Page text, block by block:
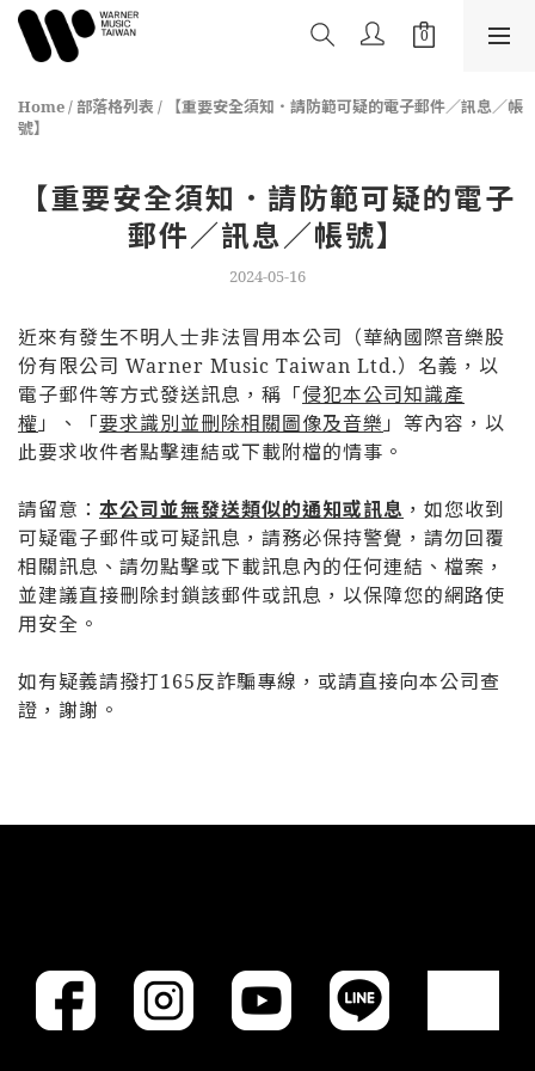
Home/ 部落格列表 /
【重要安全須知．請防範可疑的電子郵件／訊息／帳
號】
【重要安全須知．請防範可疑的電子
郵件／訊息／帳號】
2024-05-16
近來有發生不明人士非法冒用本公司（華納國際音樂股
份有限公司 Warner Music Taiwan Ltd.）名義，以
電子郵件等方式發送訊息，稱「侵犯本公司知識產
權 」、「要求識別並刪除相關圖像及音樂 」等內容， 以
此要求收件者點擊連結或下載附檔的情事。
請留意： 本公司並無發送類似的通知或訊息 ， 如您收到
可疑電子郵件或可疑訊息，請務必保持警覺， 請勿回覆
相關訊息、請勿點擊或下載訊息內的任何連結、檔案，
並建議直接刪除封鎖該郵件或訊息，以保障您的網路使
用安全。
如有疑義請撥打165反詐騙專線，或請直接向本公司查
證，謝謝。